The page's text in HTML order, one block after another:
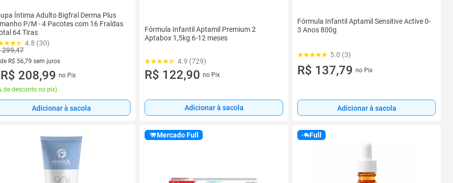
Íntima Adulto Bigfral Derma Plus
P/M - 4 Pacotes com 16 Fraldas
64 Tiras
4.8 (30)
299,47
R$ 56,79 sem juros
de R$ 56,79 sem juros
R$ 208,99 no Pix
de desconto no pix)
Adicionar à sacola
Fórmula Infantil Aptamil Premium 2
Aptabox 1,5kg 6-12 meses
4.9 (729)
R$ 122,90 no Pix
Adicionar à sacola
Fórmula Infantil Aptamil Sensitive Active 0-
3 Anos 800g
5.0 (3)
R$ 137,79 no Pix
Adicionar à sacola
Mercado Full Full